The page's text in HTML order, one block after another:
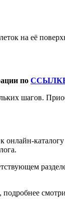
на её
по
шагов.